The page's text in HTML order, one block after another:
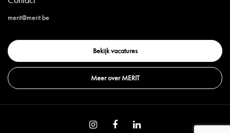
merit@merit.be
Bekijk vacatures
Meer over MERIT